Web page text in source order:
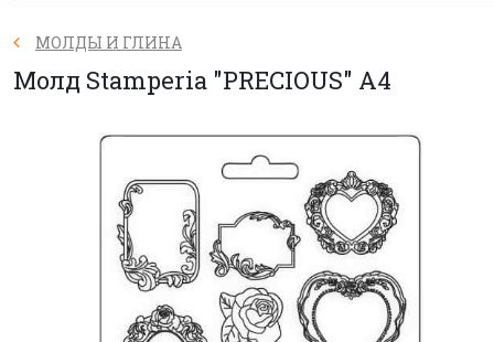
МОЛДЫ И ГЛИНА
Молд Stamperia "PRECIOUS" А4